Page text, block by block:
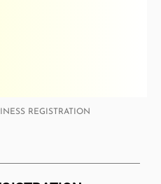
REGISTRATION